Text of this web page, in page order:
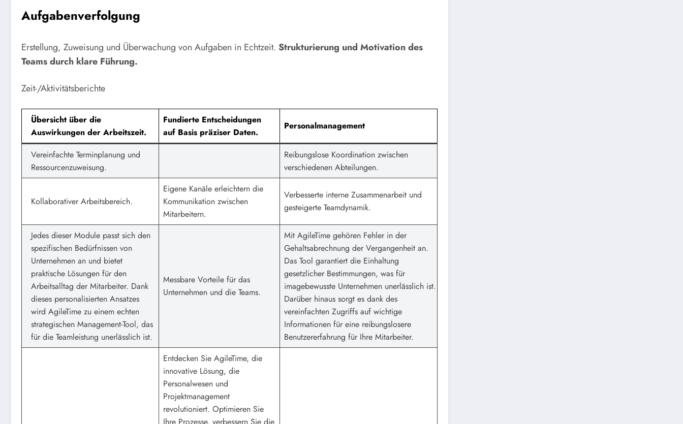
Aufgabenverfolgung
Erstellung, Zuweisung und Überwachung von Aufgaben in Echtzeit. Strukturierung und Motivation des
Teams durch klare Führung.
Zeit-/Aktivitätsberichte
Übersicht über die
Auswirkungen der Arbeitszeit.
Fundierte Entscheidungen
auf Basis präziser Daten.
Personalmanagement
Vereinfachte Terminplanung und
Ressourcenzuweisung.
Reibungslose Koordination zwischen
verschiedenen Abteilungen.
Kollaborativer Arbeitsbereich.
Eigene Kanäle erleichtern die
Kommunikation zwischen
Mitarbeitern.
Verbesserte interne Zusammenarbeit und
gesteigerte Teamdynamik.
Jedes dieser Module passt sich den
spezifischen Bedürfnissen von
Unternehmen an und bietet
praktische Lösungen für den
Arbeitsalltag der Mitarbeiter. Dank
dieses personalisierten Ansatzes
wird AgileTime zu einem echten
strategischen Management-Tool, das
für die Teamleistung unerlässlich ist.
Messbare Vorteile für das
Unternehmen und die Teams.
Mit AgileTime gehören Fehler in der
Gehaltsabrechnung der Vergangenheit an.
Das Tool garantiert die Einhaltung
gesetzlicher Bestimmungen, was für
imagebewusste Unternehmen unerlässlich ist.
Darüber hinaus sorgt es dank des
vereinfachten Zugriffs auf wichtige
Informationen für eine reibungslosere
Benutzererfahrung für Ihre Mitarbeiter.
Entdecken Sie AgileTime, die
innovative Lösung, die
Personalwesen und
Projektmanagement
revolutioniert. Optimieren Sie